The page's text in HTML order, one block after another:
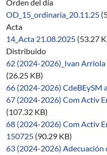
Orden del día
OD_15_ordinaria_20.11.25
Acta
14_Acta 21.08.2025 (53.27
Distribuido
62 (2024-2026)_Ivan
(26.25 KB)
66 (2024-2026) CdeBEySM
67 (2024-2026) Com Activ
(107.32 KB)
68 (2024-2026) Com Activ
150725 (90.29 KB)
63 (2024-2026) Adecuación